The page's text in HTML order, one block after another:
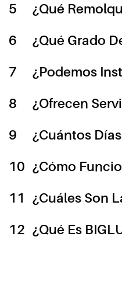
5
¿Qué
6
¿Qué Grado
7
¿Podemos
8
¿Ofrecen
9
¿Cuántos
10 ¿Cómo
11
¿Cuáles Son
12 ¿Qué Es